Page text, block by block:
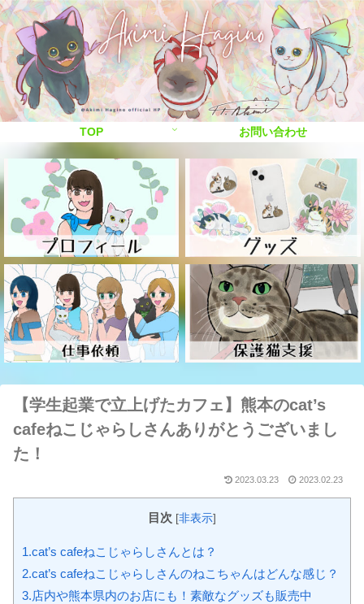
TOP お問い合わせ
【学生起業で立上げたカフェ】熊本のcat’s
cafeねこじゃらしさんありがとうございまし
た！
2023.03.23 2023.02.23
目次 [非表示]
1.cat’s cafeねこじゃらしさんとは？
2.cat’s cafeねこじゃらしさんのねこちゃんはどんな感じ？
3.店内や熊本県内のお店にも！素敵なグッズも販売中